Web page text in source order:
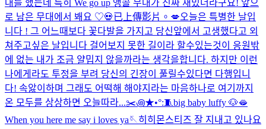
대를 했는데 특히 We go up 앵콜 무대가 진짜 재밌더라구요! 앞으
로 남은 무대에서 봬요 ♡💀已上傳影片。 💋오늘은 특별한 날입
니다 ! 그 어느때보다 꽃다발을 가지고 당신앞에서 고생했다고 외
쳐주고싶은 날입니다 걸어보지 못한 길이라 할수있는것이 응원밖
에 없는 내가 조금 얄밉지 않을까라는 생각을합니다. 하지만 이런
나에게라도 투정을 부려 당신의 긴장이 풀릴수있다면 다행입니
다! 속앓이하며 그래도 어떡해 해야지라는 마음하나로 여기까지
온 모두를 상상하면 오늘따라...✂️꩜★•°:🧵big baby luffy 🐶🫦
When you here me say i loves ya🪡히히 몬스티즈 잘 지내고 있나요